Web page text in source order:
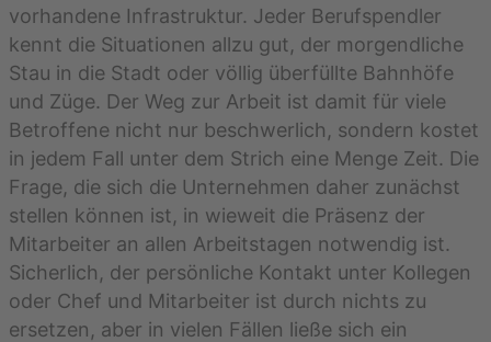
vorhandene Infrastruktur. Jeder Berufspendler
kennt die Situationen allzu gut, der morgendliche
Stau in die Stadt oder völlig überfüllte Bahnhöfe
und Züge. Der Weg zur Arbeit ist damit für viele
Betroffene nicht nur beschwerlich, sondern kostet
in jedem Fall unter dem Strich eine Menge Zeit. Die
Frage, die sich die Unternehmen daher zunächst
stellen können ist, in wieweit die Präsenz der
Mitarbeiter an allen Arbeitstagen notwendig ist.
Sicherlich, der persönliche Kontakt unter Kollegen
oder Chef und Mitarbeiter ist durch nichts zu
ersetzen, aber in vielen Fällen ließe sich ein